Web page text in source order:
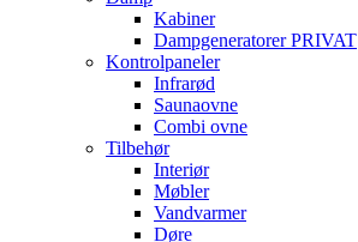
Kabiner
Dampgeneratorer PRIVAT
Kontrolpaneler
Infrarød
Saunaovne
Combi ovne
Tilbehør
Interiør
Møbler
Vandvarmer
Døre